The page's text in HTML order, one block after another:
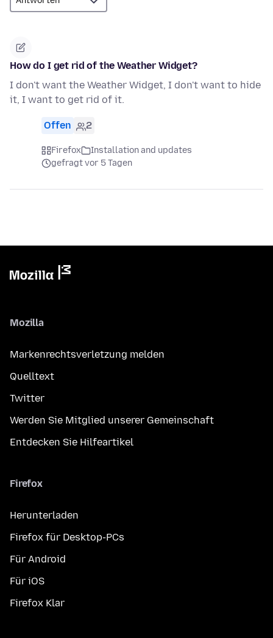
How do I get rid of the Weather Widget?
I don't want the Weather Widget, I don't want to hide
it, I want to get rid of it.
Offen 2
Firefox
Installation and updates
gefragt vor 5 Tagen
Mozilla
Markenrechtsverletzung melden
Quelltext
Twitter
Werden Sie Mitglied unserer Gemeinschaft
Entdecken Sie Hilfeartikel
Firefox
Herunterladen
Firefox für Desktop-PCs
Für Android
Für iOS
Firefox Klar